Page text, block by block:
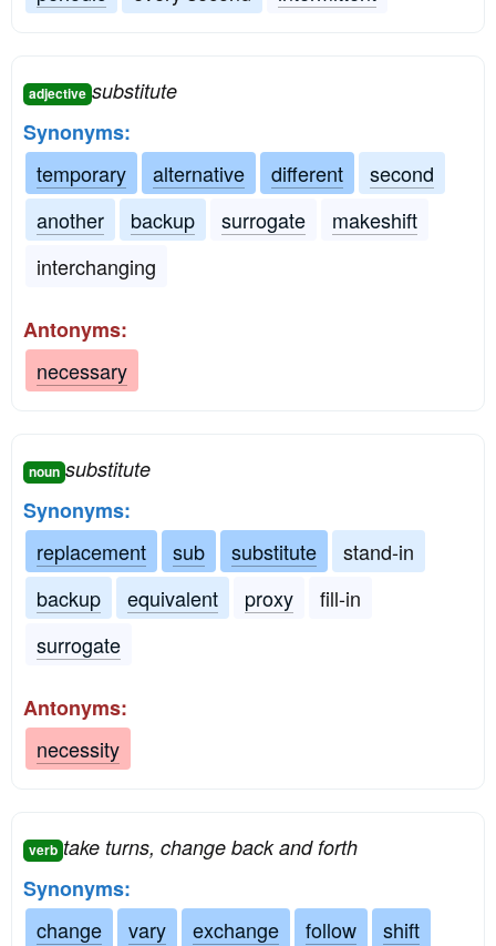
adjective substitute
Synonyms:
temporary
alternative different
second
another
backup surrogate
makeshift
interchanging
Antonyms:
necessary
noun substitute
Synonyms:
replacement
sub substitute
stand-in
backup
equivalent proxy
fill-in
surrogate
Antonyms:
necessity
verb take turns, change back and forth
Synonyms:
change
vary exchange follow
shift